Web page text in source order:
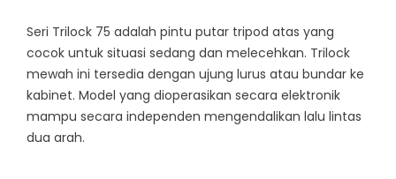
Seri Trilock 75 adalah pintu putar tripod atas yang
cocok untuk situasi sedang dan melecehkan. Trilock
mewah ini tersedia dengan ujung lurus atau bundar ke
kabinet. Model yang dioperasikan secara elektronik
mampu secara independen mengendalikan lalu lintas
dua arah.